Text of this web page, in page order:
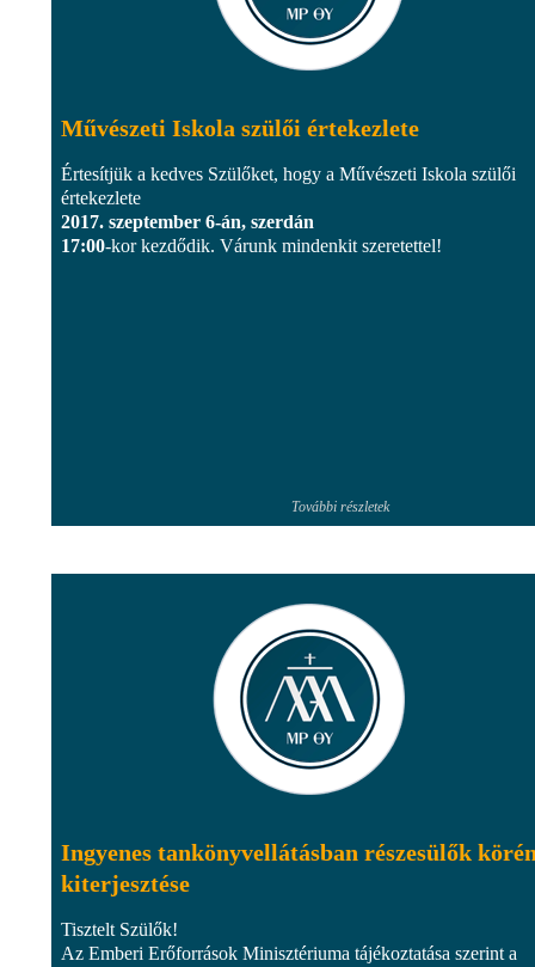
Művészeti Iskola szülői értekezlete
Értesítjük a kedves Szülőket, hogy a Művészeti Iskola szülői
értekezlete
2017. szeptember 6-án, szerdán
17:00-kor kezdődik. Várunk mindenkit szeretettel!
További részletek
Ingyenes tankönyvellátásban részesülők
kiterjesztése
Tisztelt Szülők!
Az Emberi Erőforrások Minisztériuma tájékoztatása szerint a